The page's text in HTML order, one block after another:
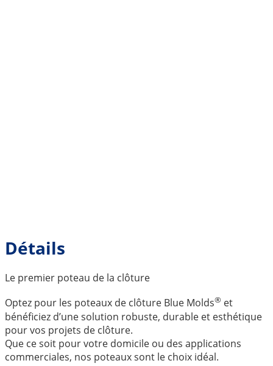
Détails
Le premier poteau de la clôture
Optez pour les poteaux de clôture Blue Molds® et
bénéficiez d’une solution robuste, durable et esthétique
pour vos projets de clôture.
Que ce soit pour votre domicile ou des applications
commerciales, nos poteaux sont le choix idéal.